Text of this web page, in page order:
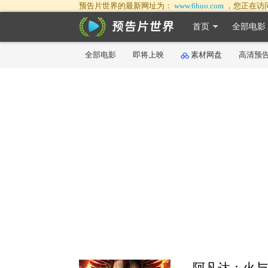
预告片世界的最新网址为： www.6huo.com ，您正在
首页 全部电影
全部电影 即将上映 素材网盘 高清预